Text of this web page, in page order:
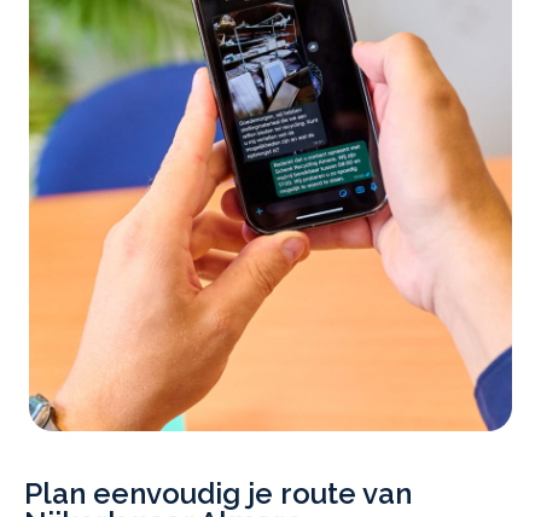
Plan eenvoudig je route van